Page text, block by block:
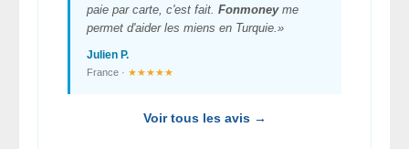
paie par carte, c'est fait. Fonmoneyme
permet d'aider les miens en Turquie.»
Julien P.
France · ★★★★★
Voir tous les avis →